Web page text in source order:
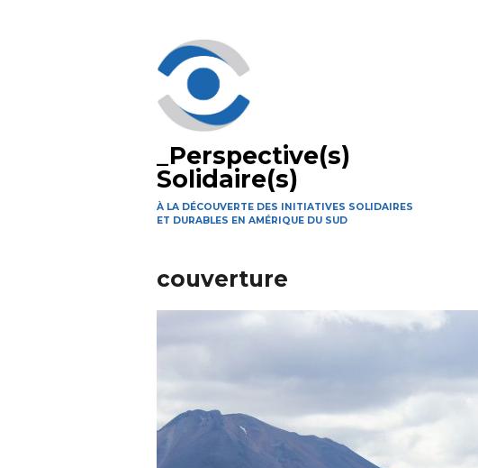
contenu
principal
_Perspective(s)
Solidaire(s)
À LA DÉCOUVERTE DES INITIATIVES SOLIDAIRES
ET DURABLES EN AMÉRIQUE DU SUD
couverture